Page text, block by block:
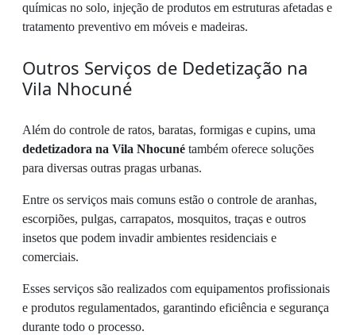
químicas no solo, injeção de produtos em estruturas afetadas e
tratamento preventivo em móveis e madeiras.
Outros Serviços de Dedetização na
Vila Nhocuné
Além do controle de ratos, baratas, formigas e cupins, uma
dedetizadora na Vila Nhocuné também oferece soluções
para diversas outras pragas urbanas.
Entre os serviços mais comuns estão o controle de aranhas,
escorpiões, pulgas, carrapatos, mosquitos, traças e outros
insetos que podem invadir ambientes residenciais e
comerciais.
Esses serviços são realizados com equipamentos profissionais
e produtos regulamentados, garantindo eficiência e segurança
durante todo o processo.